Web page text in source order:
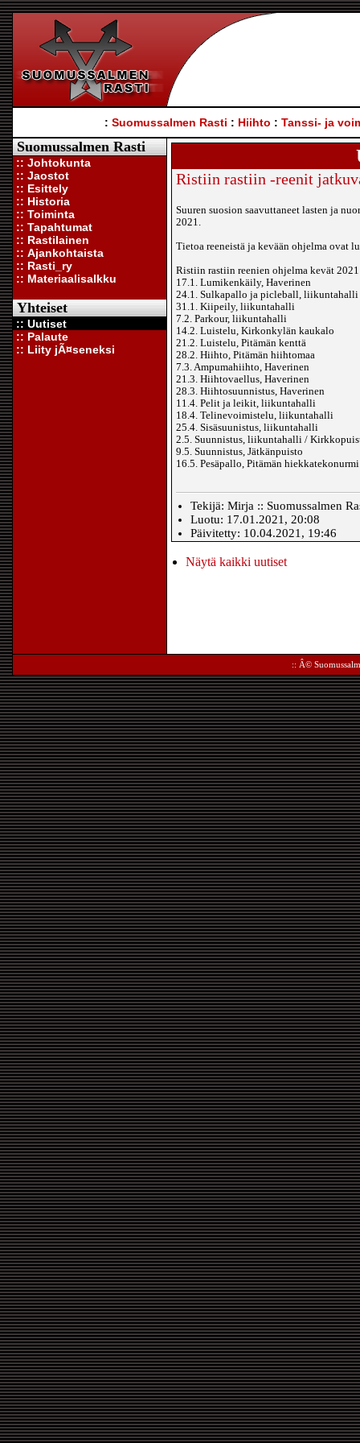
: Suomussalmen Rasti : Hiihto : Tanssi- ja
Suomussalmen Rasti
:: Johtokunta
:: Jaostot
:: Esittely
:: Historia
:: Toiminta
:: Tapahtumat
:: Rastilainen
:: Ajankohtaista
:: Rasti_ry
:: Materiaalisalkku
Yhteiset
:: Uutiset
:: Palaute
:: Liity jÃ¤seneksi
Ristiin rastiin -reenit
Suuren suosion saavuttaneet lasten ja
2021.
Tietoa reeneistä ja kevään ohjelma ovat
Ristiin rastiin reenien ohjelma kevät 2021
17.1. Lumikenkäily, Haverinen
24.1. Sulkapallo ja picleball, liikuntahalli
31.1. Kiipeily, liikuntahalli
7.2. Parkour, liikuntahalli
14.2. Luistelu, Kirkonkylän kaukalo
21.2. Luistelu, Pitämän kenttä
28.2. Hiihto, Pitämän hiihtomaa
7.3. Ampumahiihto, Haverinen
21.3. Hiihtovaellus, Haverinen
28.3. Hiihtosuunnistus, Haverinen
11.4. Pelit ja leikit, liikuntahalli
18.4. Telinevoimistelu, liikuntahalli
25.4. Sisäsuunistus, liikuntahalli
2.5. Suunnistus, liikuntahalli /
9.5. Suunnistus, Jätkänpuisto
16.5. Pesäpallo, Pitämän hiekkatekonurmi
Tekijä: Mirja :: Suomussalmen
Luotu: 17.01.2021, 20:08
Päivitetty: 10.04.2021, 19:46
Näytä kaikki uutiset
:: Â©